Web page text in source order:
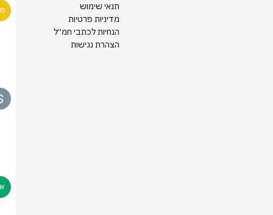
תנאי שימוש
מדיניות פרטיות
הנחיות לכתבי חמ״ל
הצהרת נגישות